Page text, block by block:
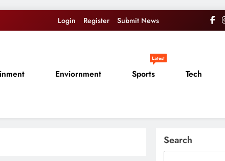
Login Register Submit News
Enviornment Sports
Latest
Tech
Search